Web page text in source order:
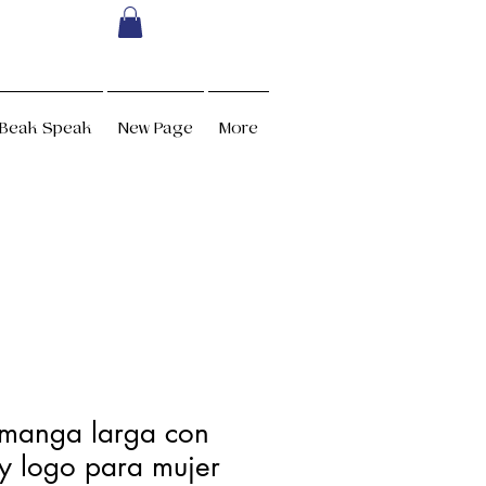
Beak Speak New Page More
larga con
logo para mujer